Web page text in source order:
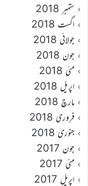
ستمبر 2018
اگست 2018
جولائی 2018
جون 2018
مئی 2018
اپریل 2018
مارچ 2018
فروری 2018
جنوری 2018
جون 2017
مئی 2017
اپریل 2017